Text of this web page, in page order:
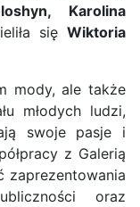
Karolina
się Wiktoria
mody, ale także
młodych ludzi,
swoje pasje i
z Galerią
zaprezentowania
oraz